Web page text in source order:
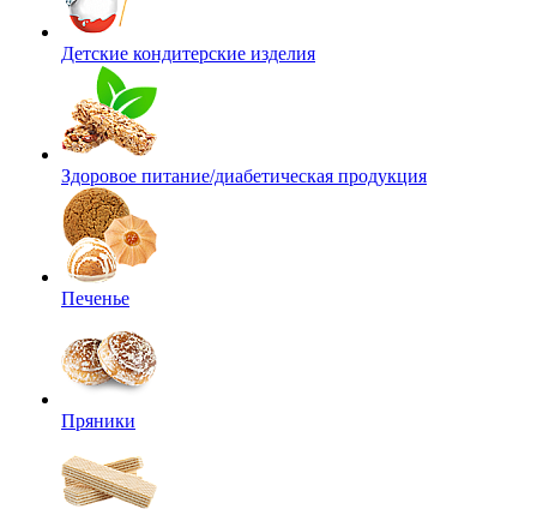
Детские кондитерские изделия
Здоровое питание/диабетическая продукция
Печенье
Пряники